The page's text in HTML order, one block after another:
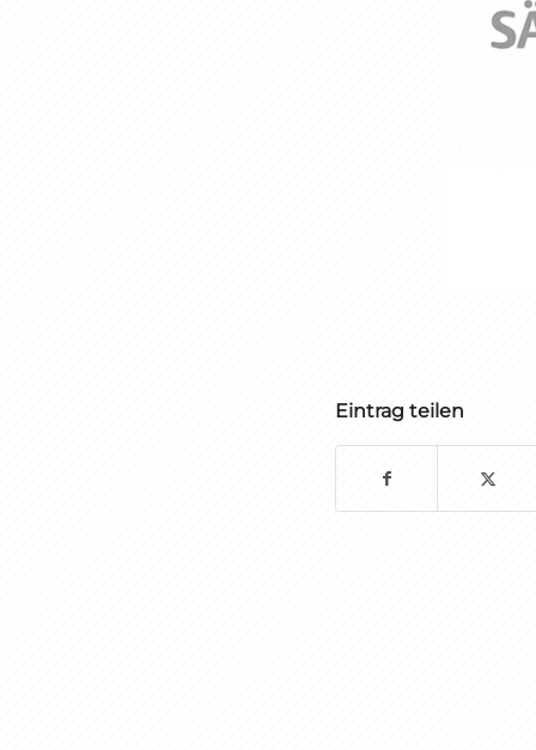
Eintrag teilen